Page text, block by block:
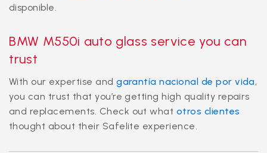
disponible.
BMW M550i auto glass service you can
trust
With our expertise andgarantía nacional de por vida,
you can trust that you’re getting high quality repairs
and replacements. Check out what otros clientes
thought about their Safelite experience.